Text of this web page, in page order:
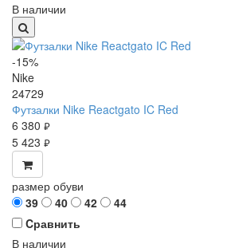
В наличии
-15%
Nike
24729
Футзалки Nike Reactgato IC Red
6 380 руб.
5 423 руб.
размер обуви
39
40 42
44
Cравнить
В наличии